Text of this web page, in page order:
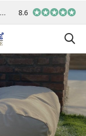
Gratis verzending
8.6